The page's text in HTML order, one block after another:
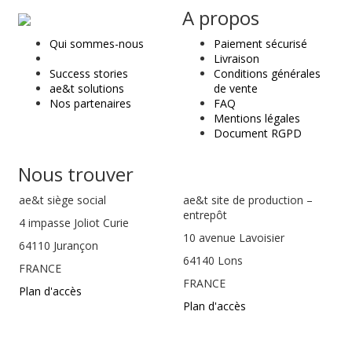
ae
&
t
Qui sommes-nous
Success stories
ae&t solutions
Nos partenaires
A propos
Paiement sécurisé
Livraison
Conditions générales
de vente
FAQ
Mentions légales
Document RGPD
Nous trouver
ae&t siège social
4 impasse Joliot Curie
64110 Jurançon
FRANCE
Plan d'accès
ae&t site de production –
entrepôt
10 avenue Lavoisier
64140 Lons
FRANCE
Plan d'accès